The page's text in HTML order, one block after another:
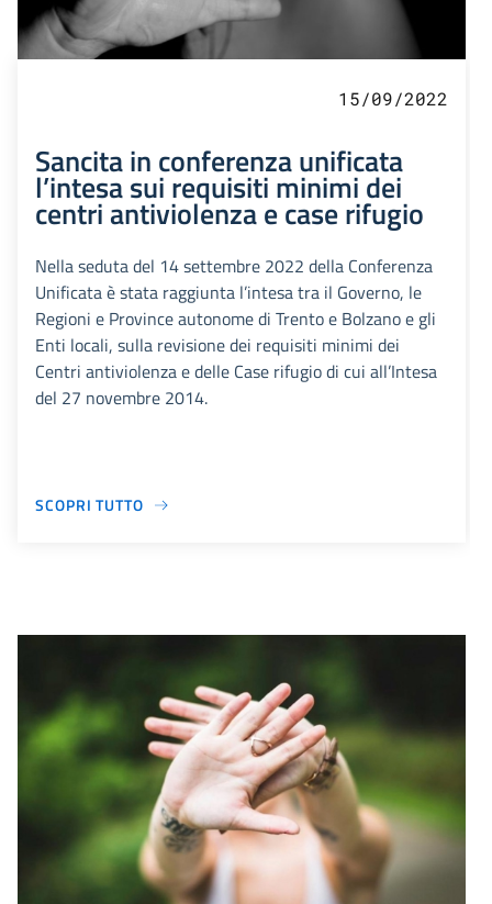
15/09/2022
Sancita in conferenza unificata
l’intesa sui requisiti minimi dei
centri antiviolenza e case rifugio
Nella seduta del 14 settembre 2022 della Conferenza
Unificata è stata raggiunta l’intesa tra il Governo, le
Regioni e Province autonome di Trento e Bolzano e gli
Enti locali, sulla revisione dei requisiti minimi dei
Centri antiviolenza e delle Case rifugio di cui all’Intesa
del 27 novembre 2014.
SCOPRI TUTTO